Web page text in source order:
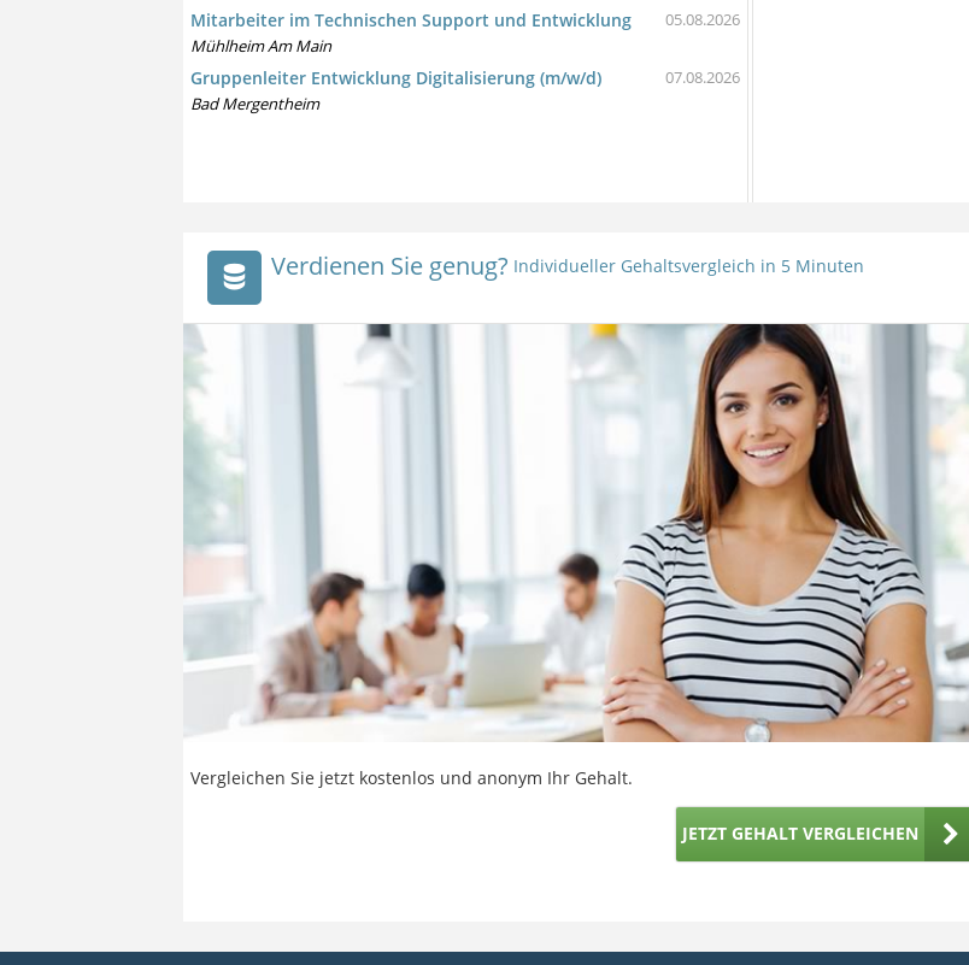
Mitarbeiter im Technischen Support und Entwicklung
Mühlheim Am Main
05.08.2026
Gruppenleiter Entwicklung Digitalisierung (m/w/d)
Bad Mergentheim
07.08.2026
Verdienen Sie genug? Individueller Gehaltsvergleich in 5 Minuten
Vergleichen Sie jetzt kostenlos und anonym Ihr Gehalt.
JETZT GEHALT VERGLEICHEN